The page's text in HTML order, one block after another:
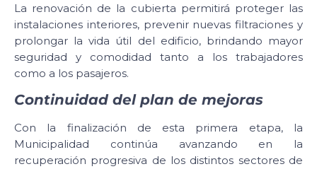
La renovación de la cubierta permitirá proteger las
instalaciones interiores, prevenir nuevas filtraciones y
prolongar la vida útil del edificio, brindando mayor
seguridad y comodidad tanto a los trabajadores
como a los pasajeros.
Continuidad del plan de mejoras
Con la finalización de esta primera etapa, la
Municipalidad continúa avanzando en la
recuperación progresiva de los distintos sectores de